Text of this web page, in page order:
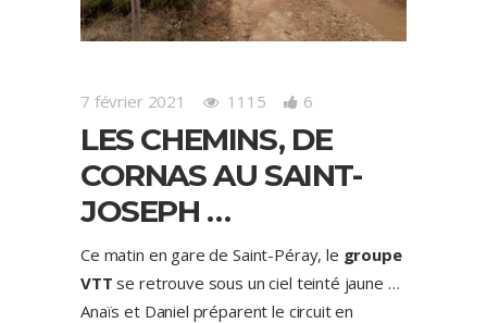
7 février 2021 1115 6
LES CHEMINS, DE
CORNAS AU SAINT-
JOSEPH …
Ce matin en gare de Saint-Péray, le groupe
VTT se retrouve sous un ciel teinté jaune …
Anaïs et Daniel préparent le circuit en